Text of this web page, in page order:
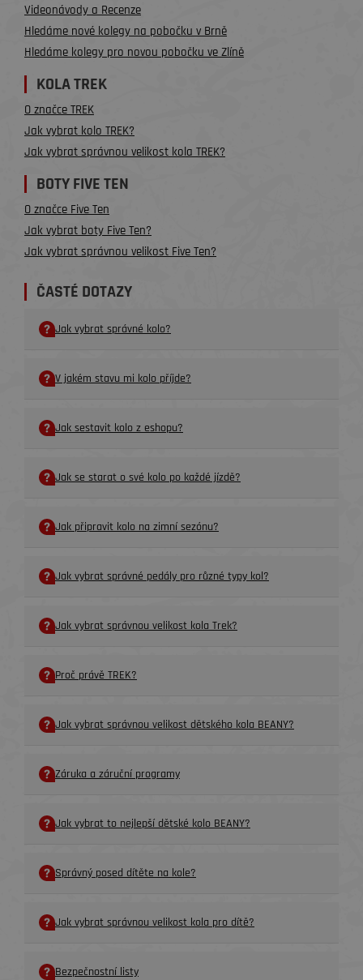
Videonávody a Recenze
Hledáme nové kolegy na pobočku v Brně
Hledáme kolegy pro novou pobočku ve Zlíně
KOLA TREK
O značce TREK
Jak vybrat kolo TREK?
Jak vybrat správnou velikost kola TREK?
BOTY FIVE TEN
O značce Five Ten
Jak vybrat boty Five Ten?
Jak vybrat správnou velikost Five Ten?
ČASTÉ DOTAZY
Jak vybrat správné kolo?
V jakém stavu mi kolo příjde?
Jak sestavit kolo z eshopu?
Jak se starat o své kolo po každé jízdě?
Jak připravit kolo na zimní sezónu?
Jak vybrat správné pedály pro různé typy kol?
Jak vybrat správnou velikost kola Trek?
Proč právě TREK?
Jak vybrat správnou velikost dětského kola BEANY?
Záruka a záruční programy
Jak vybrat to nejlepší dětské kolo BEANY?
Správný posed dítěte na kole?
Jak vybrat správnou velikost kola pro dítě?
Bezpečnostní listy